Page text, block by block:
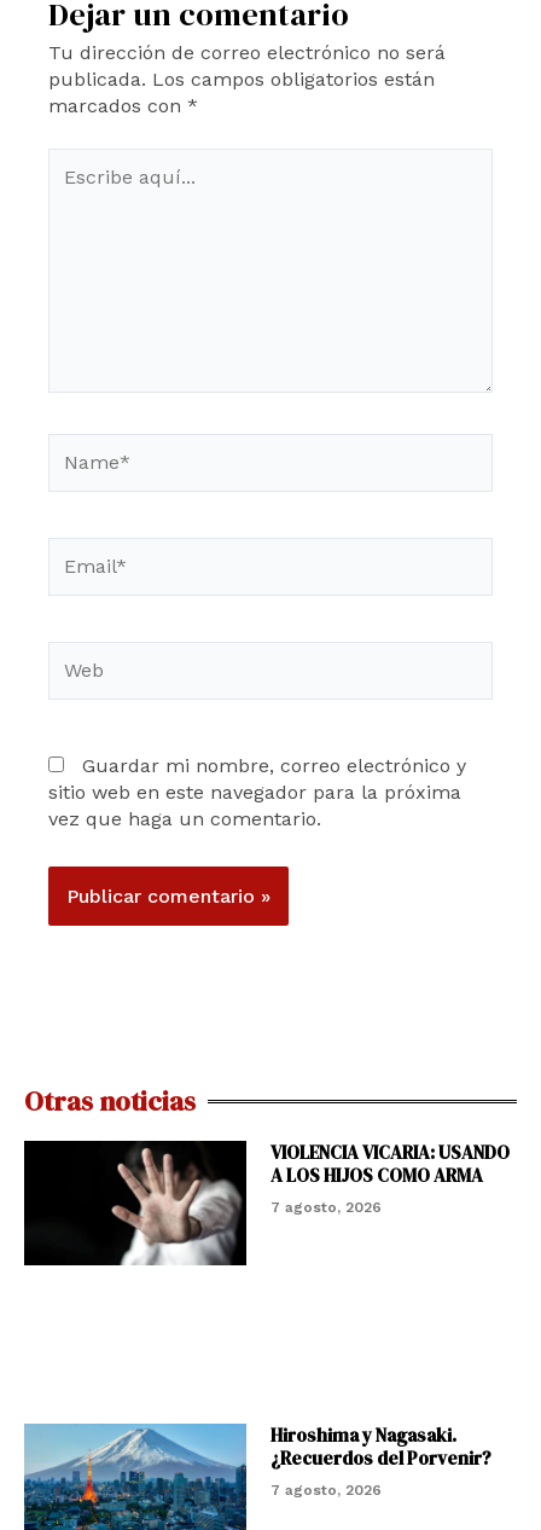
Dejar un comentario
Tu dirección de correo electrónico no será
publicada. Los campos obligatorios están
marcados con *
aquí...
Guardar mi nombre, correo electrónico y
sitio web en este navegador para la próxima
vez que haga un comentario.
Otras noticias
VIOLENCIA VICARIA: USANDO
A LOS HIJOS COMO ARMA
7 agosto, 2026
Hiroshima y Nagasaki.
¿Recuerdos del Porvenir?
7 agosto, 2026